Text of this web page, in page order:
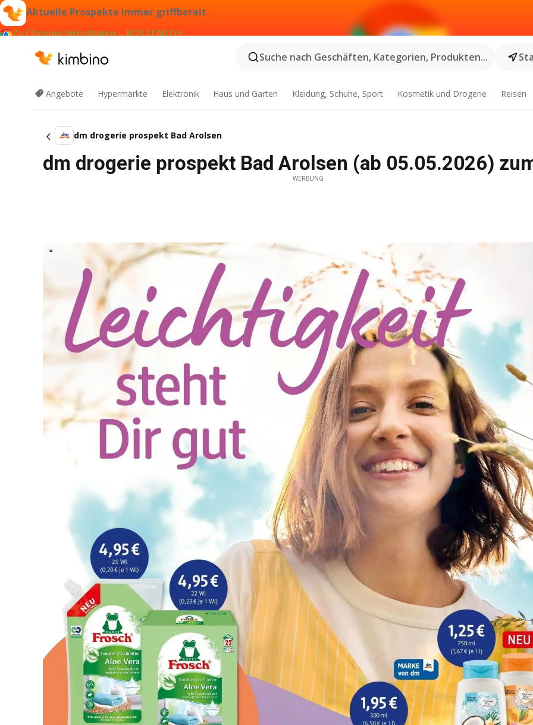
Aktuelle Prospekte immer griffbereit
Zu Chrome hinzufügen – KOSTENLOS
Suche nach Geschäften, Kategorien, Produkten...
Angebote Hypermärkte Elektronik Haus und Garten Kleidung, Schuhe, Sport Kosmetik und Drogerie Reisen
dm drogerie prospekt Bad Arolsen
dm drogerie prospekt Bad Arolsen (ab 05.05.2026)
WERBUNG